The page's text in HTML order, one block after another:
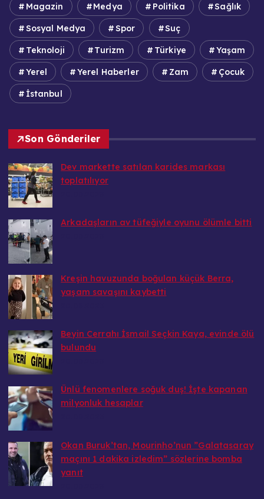
Magazin Medya Politika Sağlık
Sosyal Medya Spor Suç
Teknoloji Turizm Türkiye Yaşam
Yerel Yerel Haberler Zam Çocuk
İstanbul
Son Gönderiler
Dev markette satılan karides markası
toplatılıyor
Arkadaşların av tüfeğiyle oyunu ölümle bitti
Kreşin havuzunda boğulan küçük Berra,
yaşam savaşını kaybetti
Beyin Cerrahı İsmail Seçkin Kaya, evinde ölü
bulundu
Ünlü fenomenlere soğuk duş! İşte kapanan
milyonluk hesaplar
Okan Buruk’tan, Mourinho’nun ”Galatasaray
maçını 1 dakika izledim” sözlerine bomba
yanıt